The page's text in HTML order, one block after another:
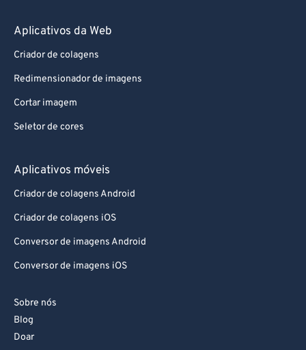
Aplicativos da Web
Criador de colagens
Redimensionador de imagens
Cortar imagem
Seletor de cores
Aplicativos móveis
Criador de colagens Android
Criador de colagens iOS
Conversor de imagens Android
Conversor de imagens iOS
Sobre nós
Blog
Doar